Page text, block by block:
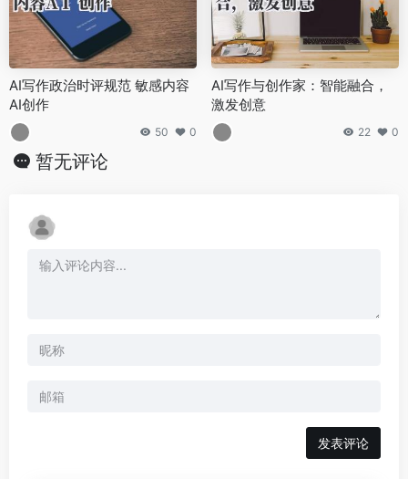
AI写作政治时评规范 敏感内容
AI创作
50 0
AI写作与创作家：智能融合，
激发创意
22 0
暂无评论
发表评论